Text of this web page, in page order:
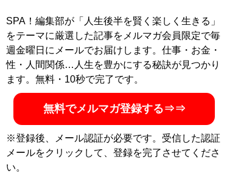
ラム連載。そのほか『文春オンライン』（文藝春秋）、
『現代ビジネス』（講談社）、『集英社オンライン』
（集英社）、『週刊女性PRIME』（主婦と生活社）、
『女子SPA!』（扶桑社）などにコラム寄稿。LINE公式の
チャット相談サービスにて、計1万件以上の恋愛相談を
受けている。公式SNS（X）は @SakaiyaDaichi
記事一覧へ
SPA！編集部が「人生後半を賢く楽しく生きる」
をテーマに厳選した記事をメルマガ会員限定で毎
週金曜日にメールでお届けします。仕事・お金・
性・人間関係…人生を豊かにする秘訣が見つかり
ます。無料・10秒で完了です。
無料でメルマガ登録する⇒⇒
※登録後、メール認証が必要です。受信した認証
メールをクリックして、登録を完了させてくださ
い。